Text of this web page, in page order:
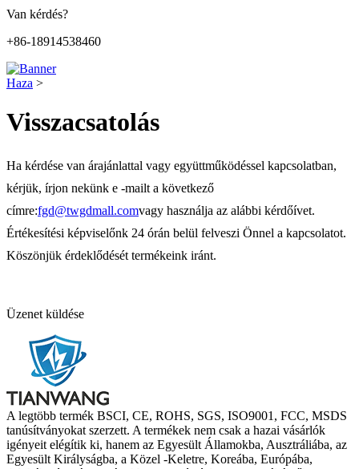
Van kérdés?
+86-18914538460
Haza >
Visszacsatolás
Ha kérdése van árajánlattal vagy együttműködéssel kapcsolatban,
kérjük, írjon nekünk e -mailt a következő
címre:fgd@twgdmall.comvagy használja az alábbi kérdőívet.
Értékesítési képviselőnk 24 órán belül felveszi Önnel a kapcsolatot.
Köszönjük érdeklődését termékeink iránt.
Üzenet küldése
A legtöbb termék BSCI, CE, ROHS, SGS, ISO9001, FCC, MSDS
tanúsítványokat szerzett. A termékek nem csak a hazai vásárlók
igényeit elégítik ki, hanem az Egyesült Államokba, Ausztráliába, az
Egyesült Királyságba, a Közel -Keletre, Koreába, Európába,